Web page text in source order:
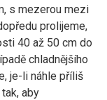
s mezerou mezi
prolijeme,
40 až 50 cm do
chladnějšího
je-li náhle příliš
aby